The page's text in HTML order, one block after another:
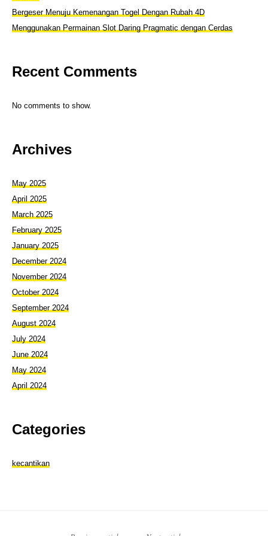
Bergeser Menuju Kemenangan Togel Dengan Rubah 4D
Menggunakan Permainan Slot Daring Pragmatic dengan Cerdas
Recent Comments
No comments to show.
Archives
May 2025
April 2025
March 2025
February 2025
January 2025
December 2024
November 2024
October 2024
September 2024
August 2024
July 2024
June 2024
May 2024
April 2024
Categories
kecantikan